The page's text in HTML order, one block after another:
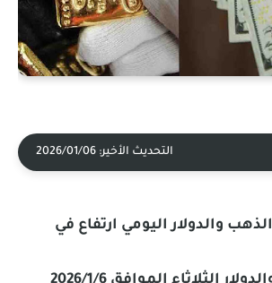
التحديث الأخير: 2026/01/06
والدولار اليومي ارتفاع في